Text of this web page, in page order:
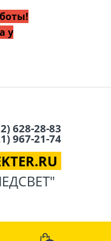
у
628-28-83
967-21-74